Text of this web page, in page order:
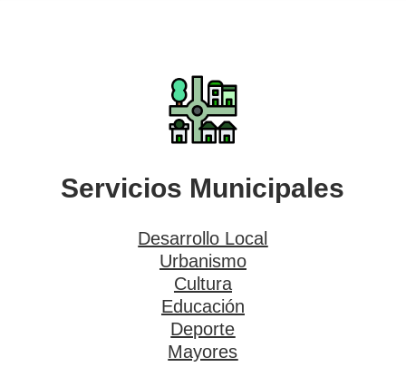
Servicios Municipales
Desarrollo Local
Urbanismo
Cultura
Educación
Deporte
Mayores